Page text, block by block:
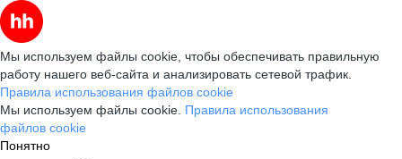
Мы используем файлы cookie, чтобы обеспечивать правильную
работу нашего веб-сайта и анализировать сетевой трафик.
Правила использования файлов cookie
Мы используем файлы cookie. Правила использования
файлов cookie
Понятно